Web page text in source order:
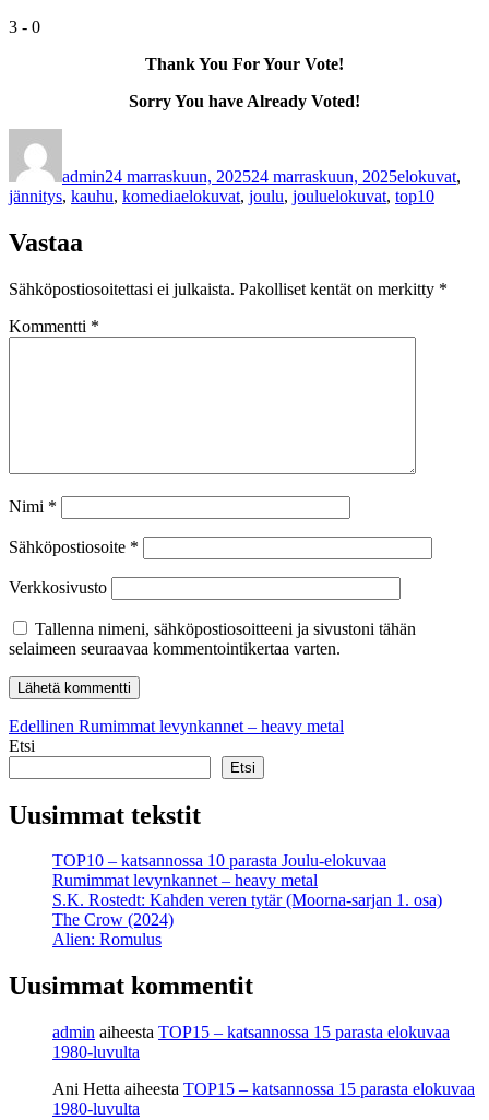
3 - 0
Thank You For Your Vote!
Sorry You have Already Voted!
admin24 marraskuun, 202524 marraskuun, 2025elokuvat,
jännitys, kauhu, komediaAvainsanat
elokuvat, joulu, jouluelokuvat, top10
Vastaa
Sähköpostiosoitettasi ei julkaista. Pakolliset kentät on merkitty *
Kommentti *
Nimi *
Sähköpostiosoite *
Verkkosivusto
Tallenna nimeni, sähköpostiosoitteeni ja sivustoni tähän
selaimeen seuraavaa kommentointikertaa varten.
Artikkelien
selaus
Edellinen Edellinen
Rumimmat levynkannet – heavy metal
Etsi
Etsi
Uusimmat tekstit
TOP10 – katsannossa 10 parasta Joulu-elokuvaa
Rumimmat levynkannet – heavy metal
S.K. Rostedt: Kahden veren tytär (Moorna-sarjan 1. osa)
The Crow (2024)
Alien: Romulus
Uusimmat kommentit
admin aiheesta TOP15 – katsannossa 15 parasta elokuvaa
1980-luvulta
Ani Hetta aiheesta TOP15 – katsannossa 15 parasta elokuvaa
1980-luvulta